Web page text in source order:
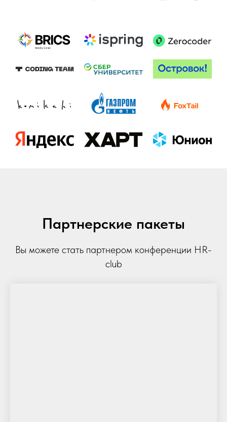
Партнерские пакеты
Вы можете стать партнером конференции HR-
club